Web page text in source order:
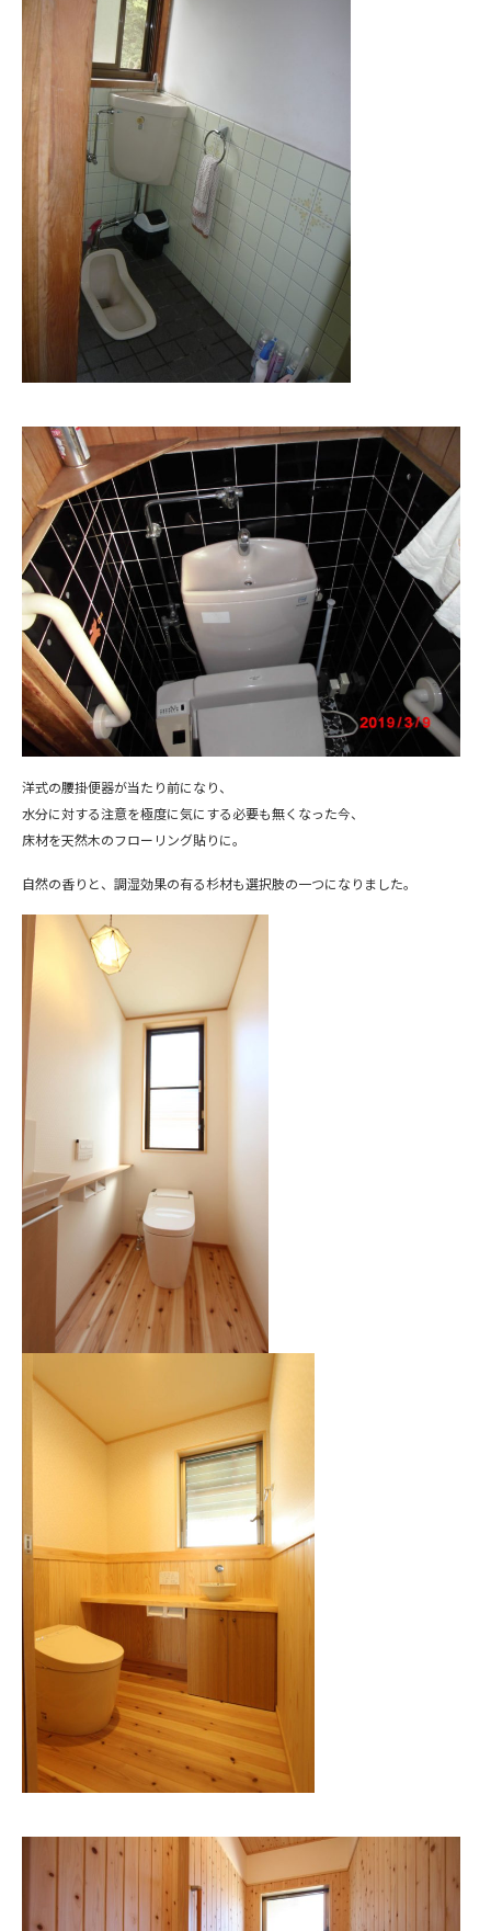
洋式の腰掛便器が当たり前になり、
水分に対する注意を極度に気にする必要も無くなった今、
床材を天然木のフローリング貼りに。
自然の香りと、調湿効果の有る杉材も選択肢の一つになりました。